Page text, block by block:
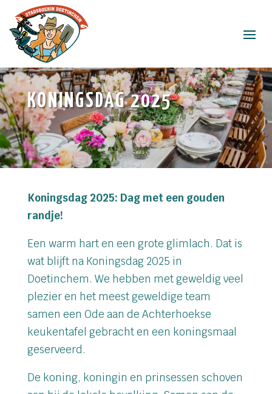
KONINGSDAG 2025
Koningsdag 2025: Dag met een gouden
randje!
Een warm hart en een grote glimlach. Dat is
wat blijft na Koningsdag 2025 in
Doetinchem. We hebben met geweldig veel
plezier en het meest geweldige team
samen een Ode aan de Achterhoekse
keukentafel gebracht en een koningsmaal
geserveerd.
De koning, koningin en prinsessen schoven